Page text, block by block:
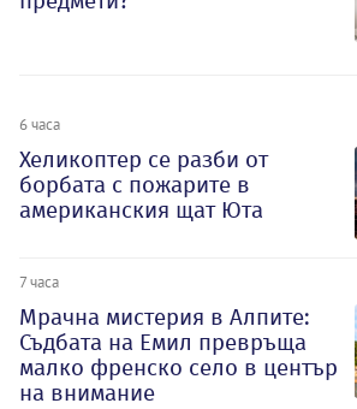
6 часа
Хеликоптер се разби от
борбата с пожарите в
американския щат Юта
7 часа
Мрачна мистерия в Алпите:
Съдбата на Емил превръща
малко френско село в център
на внимание